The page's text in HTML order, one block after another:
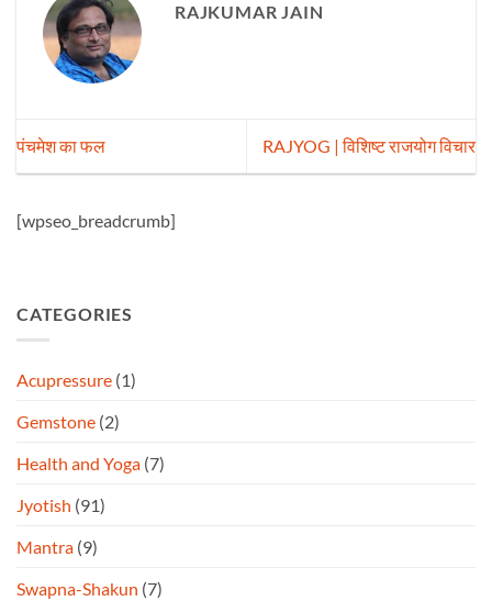
RAJKUMAR JAIN
पंचमेश का फल RAJYOG | विशिष्ट राजयोग विचार
[wpseo_breadcrumb]
CATEGORIES
Acupressure (1)
Gemstone (2)
Health and Yoga (7)
Jyotish (91)
Mantra (9)
Swapna-Shakun (7)